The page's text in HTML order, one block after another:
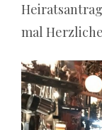
Poker
mal